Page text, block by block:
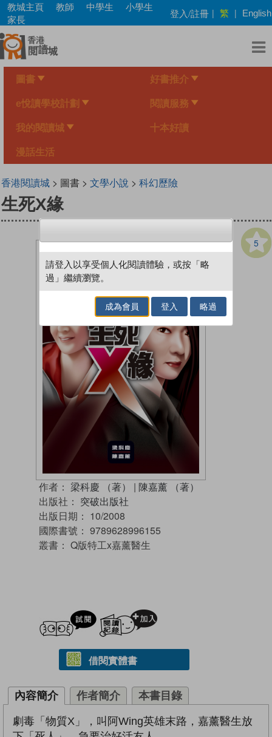
Skip
main
content
教城主頁 教師 中學生
小學生
家長
登入/註冊 | 繁 | English
圖書 好書推介
e悅讀學校計劃 閱讀服務
我的閱讀城 十本好讀
漫話生活
香港閱讀城> 圖書 > 文學小說 > 科幻歷險
生死X緣
5
作者： 梁科慶 （著） | 陳嘉薰 （著）
出版社： 突破出版社
出版日期： 10/2008
國際書號： 9789628996155
叢書： Q版特工x嘉薰醫生
試閲
借閱實體書
內容簡介 作者簡介 本書目錄
劇毒「物質X」，叫阿Wing英雄末路，嘉薰醫生放
請登入以享受個人化閱讀體驗，或按「略
過」繼續瀏覽。
成為會員 登入 略過